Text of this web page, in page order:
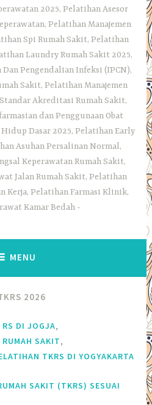
2025, Pelatihan Asesor
Pelatihan Manajemen
Spi Rumah Sakit, Pelatihan
Laundry Rumah Sakit 2025,
Pengendalian Infeksi (IPCN),
Sakit, Pelatihan Manajemen
Akreditasi Rumah Sakit,
dan Penggunaan Obat
Dasar 2025, Pelatihan Early
Asuhan Persalinan Normal,
Keperawatan Rumah Sakit,
Jalan Rumah Sakit, Pelatihan
Kerja, Pelatihan Farmasi Klinik,
Kamar Bedah
MENU
2026
RS DI JOGJA
SAKIT
TKRS DI YOGYAKARTA
SAKIT (TKRS) SESUAI